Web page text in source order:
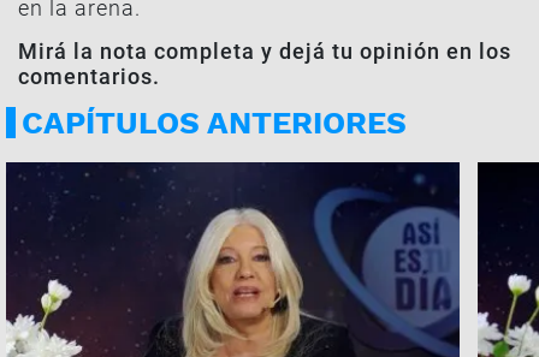
en la arena.
Mirá la nota completa y dejá tu opinión en los
comentarios.
CAPÍTULOS ANTERIORES